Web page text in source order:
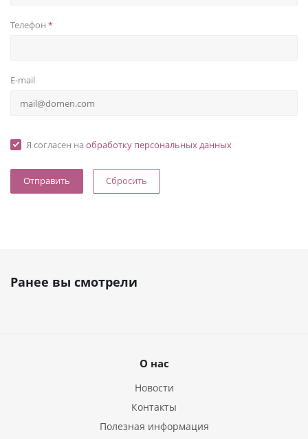
Телефон *
E-mail
Я согласен на обработку персональных данных
Сбросить
Ранее вы смотрели
О нас
Новости
Контакты
Полезная информация